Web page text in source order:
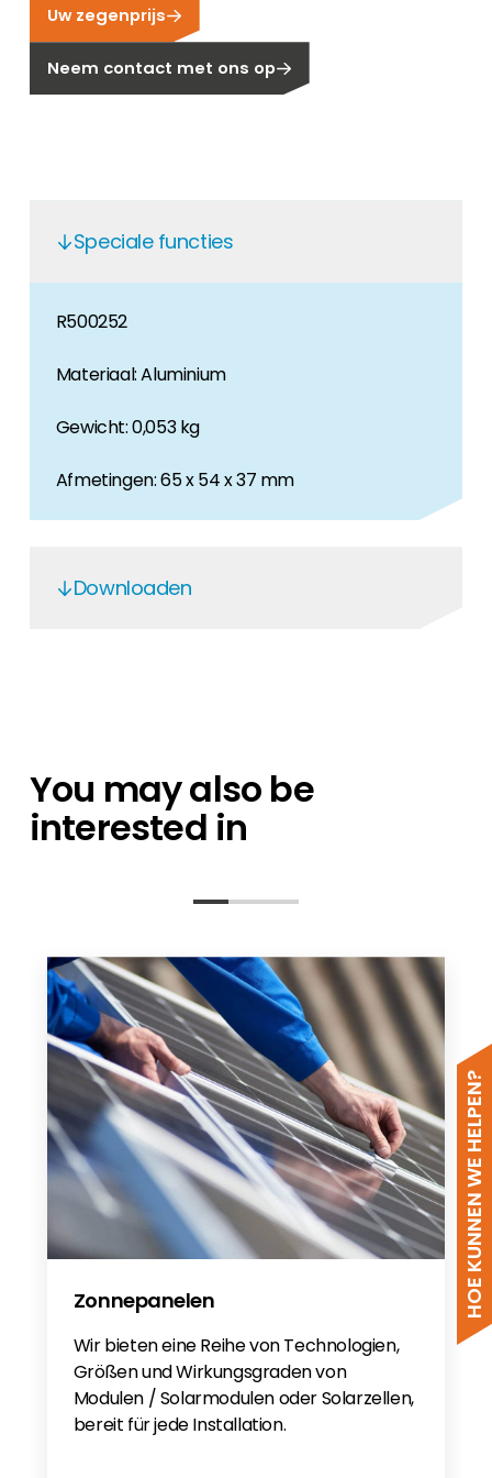
Carrière
hernieuwbare energiesector? Dan ben je hier
HOE KUNNEN WE HELPEN?
Uw zegenprijs
Neem contact met ons op
Speciale functies
R500252
Materiaal: Aluminium
Gewicht: 0,053 kg
Afmetingen: 65 x 54 x 37 mm
Downloaden
You may also be
interested in
Zonnepanelen
Wir bieten eine Reihe von Technologien,
Größen und Wirkungsgraden von
Modulen / Solarmodulen oder Solarzellen,
bereit für jede Installation.